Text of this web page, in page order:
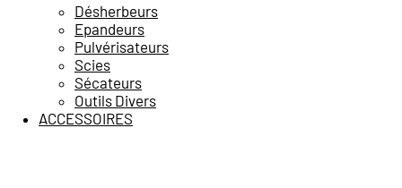
Désherbeurs
Epandeurs
Pulvérisateurs
Scies
Sécateurs
Outils Divers
ACCESSOIRES